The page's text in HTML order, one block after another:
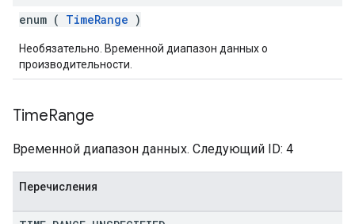
enum ( TimeRange )
Необязательно. Временной диапазон данных о
производительности.
TimeRange
Временной диапазон данных. Следующий ID: 4
Перечисления